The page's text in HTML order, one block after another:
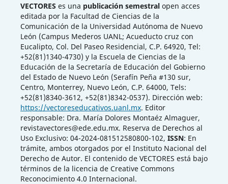
VECTORES es una publicación semestralopen acces
editada por la Facultad de Ciencias de la
Comunicación de la Universidad Autónoma de Nuevo
León (Campus Mederos UANL; Acueducto cruz con
Eucalipto, Col. Del Paseo Residencial, C.P. 64920, Tel:
+52(81)1340-4730) y la Escuela de Ciencias de la
Educación de la Secretaría de Educación del Gobierno
del Estado de Nuevo León (Serafín Peña #130 sur,
Centro, Monterrey, Nuevo León, C.P. 64000, Tels:
+52(81)8340-3612, +52(81)8342-0537). Dirección web:
https://vectoreseducativos.uanl.mx. Editor
responsable: Dra. María Dolores Montaéz Almaguer,
revistavectores@ede.edu.mx. Reserva de Derechos al
Uso Exclusivo: 04-2024-081512580800-102, ISSN: En
trámite, ambos otorgados por el Instituto Nacional del
Derecho de Autor. El contenido de VECTORES está bajo
términos de la licencia de Creative Commons
Reconocimiento 4.0 Internacional.